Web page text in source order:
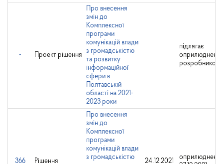
- Проект рішення
Про внесення
змін до
Комплексної
програми
комунікацій влади
з громадськістю
та розвитку
інформаційної
сфери в
Полтавській
області на 2021-
2023 роки
підлягає
розробником
366 Рішення
Про внесення
змін до
Комплексної
програми
комунікацій влади
з громадськістю
24.12.2021
оприлюднено: